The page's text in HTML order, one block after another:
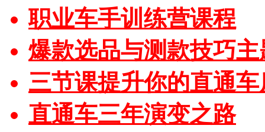
职业车手训练营课程
爆款选品与测款技巧主
三节课提升你的直通
直通车三年演变之路